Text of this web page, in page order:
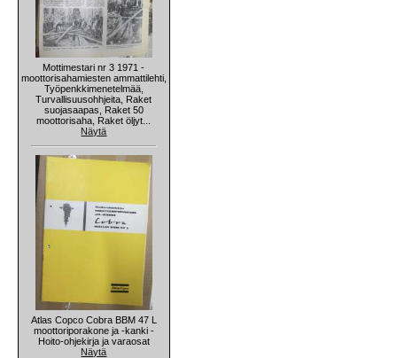
Mottimestari nr 3 1971 -
moottorisahamiesten ammattilehti,
Työpenkkimenetelmää,
Turvallisuusohhjeita, Raket
suojasaapas, Raket 50
moottorisaha, Raket öljyt...
Näytä
Atlas Copco Cobra BBM 47 L
moottoriporakone ja -kanki -
Hoito-ohjekirja ja varaosat
Näytä